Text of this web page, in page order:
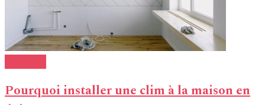
Pourquoi installer une clim à la maison en